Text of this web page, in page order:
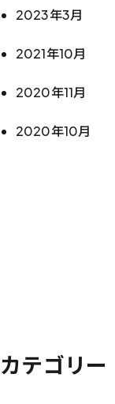
2023年3月
2021年10月
2020年11月
2020年10月
カテゴリー